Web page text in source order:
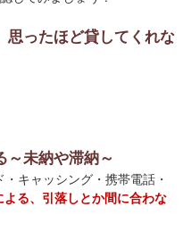
ったほど貸してくれな
未納や滞納～
キャッシング・携帯電話・
よる、引落しとか間に合わな